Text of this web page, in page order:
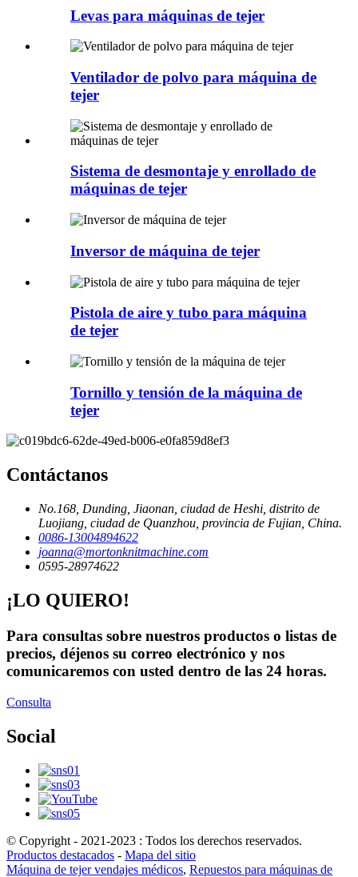
Levas para máquinas de tejer
Ventilador de polvo para máquina de
tejer
Sistema de desmontaje y enrollado de
máquinas de tejer
Inversor de máquina de tejer
Pistola de aire y tubo para máquina
de tejer
Tornillo y tensión de la máquina de
tejer
Contáctanos
No.168, Dunding, Jiaonan, ciudad de Heshi, distrito de
Luojiang, ciudad de Quanzhou, provincia de Fujian, China.
0086-13004894622
joanna@mortonknitmachine.com
0595-28974622
¡LO QUIERO!
Para consultas sobre nuestros productos o listas de
precios, déjenos su correo electrónico y nos
comunicaremos con usted dentro de las 24 horas.
Consulta
Social
© Copyright - 2021-2023 : Todos los derechos reservados.
Productos destacados - Mapa del sitio
Máquina de tejer vendajes médicos, Repuestos para máquinas de